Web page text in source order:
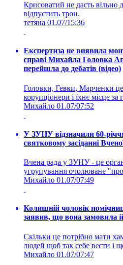
Крисоватий не дасть
відпустить трон.
тетяна 01.07/15:36
Експертиза не виявила
справі Михайла Головка
перейшла до дебатів (відео)
Головки, Гевки, Марченки це
корупціонери і їхнє місце за
Михайло 01.07/07:52
У ЗУНУ відзначили 60-
святковому засіданні
Вчена рада у ЗУНУ - це
угрупування очолюване
Михайло 01.07/07:49
Колишній чоловік
заявив, що вона замовила
Скільки це потрібно мати
людей щоб так себе вести і
Михайло 01.07/07:47